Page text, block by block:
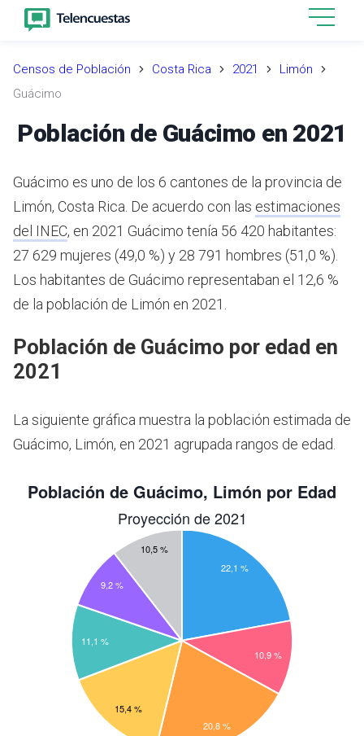
Censos de Población Costa Rica 2021
Limón
Guácimo
Población de Guácimo en 2021
Guácimo es uno de los 6 cantones de la provincia de
Limón, Costa Rica. De acuerdo con las estimaciones
del INEC, en 2021 Guácimo tenía 56 420 habitantes:
27 629 mujeres (49,0 %) y 28 791 hombres (51,0 %).
Los habitantes de Guácimo representaban el 12,6 %
de la población de Limón en 2021.
Población de Guácimo por edad en
2021
La siguiente gráfica muestra la población estimada de
Guácimo, Limón, en 2021 agrupada rangos de edad.